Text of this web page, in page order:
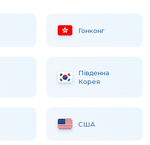
Гонконг
Пiвденна
Корея
США